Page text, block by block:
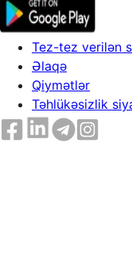
Tez-tez verilən
Əlaqə
Qiymətlər
Təhlükəsizlik